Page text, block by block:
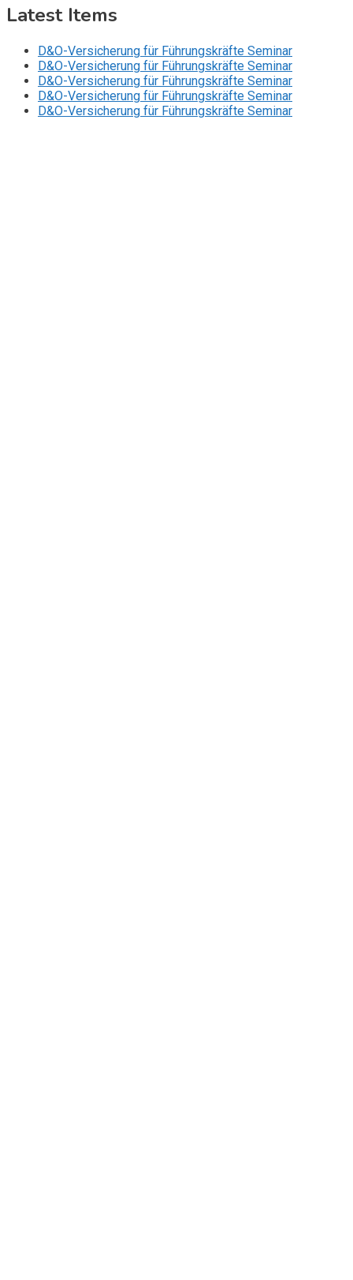
Latest Items
D&O-Versicherung für Führungskräfte Seminar
D&O-Versicherung für Führungskräfte Seminar
D&O-Versicherung für Führungskräfte Seminar
D&O-Versicherung für Führungskräfte Seminar
D&O-Versicherung für Führungskräfte Seminar